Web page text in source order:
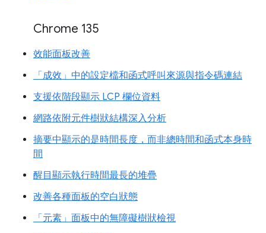
Chrome 135
效能面板改善
「成效」中的設定檔和函式呼叫來源與指令碼連結
支援依階段顯示 LCP 欄位資料
網路依附元件樹狀結構深入分析
摘要中顯示的是時間長度，而非總時間和函式本身時
間
醒目顯示執行時間最長的堆疊
改善各種面板的空白狀態
「元素」面板中的無障礙樹狀檢視